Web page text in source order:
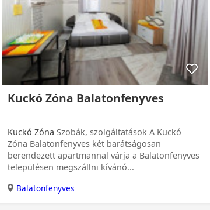
Kuckó Zóna Balatonfenyves
Kuckó Zóna
Zóna Balatonfenyves két barátságosan
berendezett apartmannal várja a Balatonfenyves
településen megszállni kívánó...
Balatonfenyves